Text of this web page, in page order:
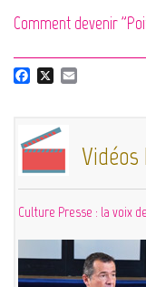
Comment devenir
b
o
o
k
Culture Presse : la voix